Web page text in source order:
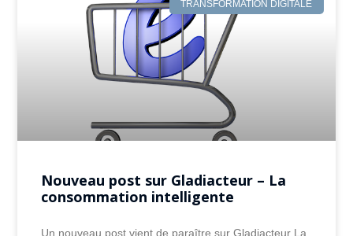
TRANSFORMATION DIGITALE
Nouveau post sur Gladiacteur – La
consommation intelligente
Un nouveau post vient de paraître sur Gladiacteur La